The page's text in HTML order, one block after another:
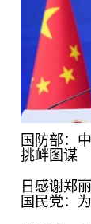
国防部：
挑衅图谋
日感谢郑
国民党：